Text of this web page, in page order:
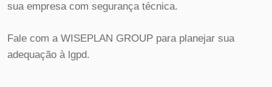
sua empresa com segurança técnica.
Fale com a WISEPLAN GROUP para planejar sua
adequação à lgpd.